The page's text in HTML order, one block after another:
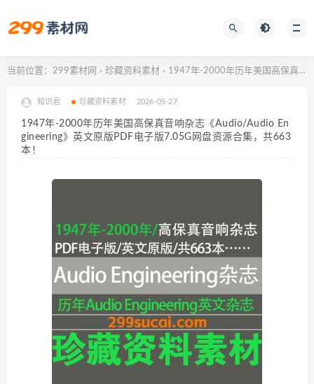
当前位置： 299素材网 > 珍藏资料素材 > 1947年-2000年历年美国高保真音响杂志《Audio/Audio Engineering》英文原版PDF电子版7.05G网盘资源合集，共663本！
知识君 珍藏资料素材 2026-05-27
1947年-2000年历年美国高保真音响杂志《Audio/Audio En
gineering》英文原版PDF电子版7.05G网盘资源合集，共663
本！